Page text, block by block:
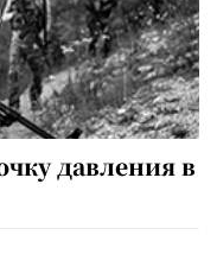
давления в